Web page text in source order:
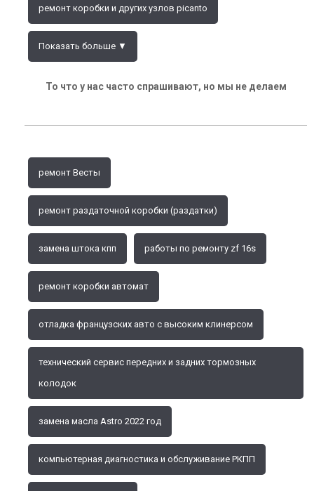
ремонт коробки и других узлов picanto
Показать больше ▼
То что у нас часто спрашивают, но мы не делаем
ремонт Весты
ремонт раздаточной коробки (раздатки)
замена штока кпп работы по ремонту zf 16s
ремонт коробки автомат
отладка французских авто с высоким клинерсом
технический сервис передних и задних тормозных
колодок
замена масла Astro 2022 год
компьютерная диагностика и обслуживание РКПП